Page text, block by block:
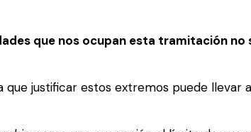
que nos ocupan esta tramitación no
justificar estos extremos puede llevar